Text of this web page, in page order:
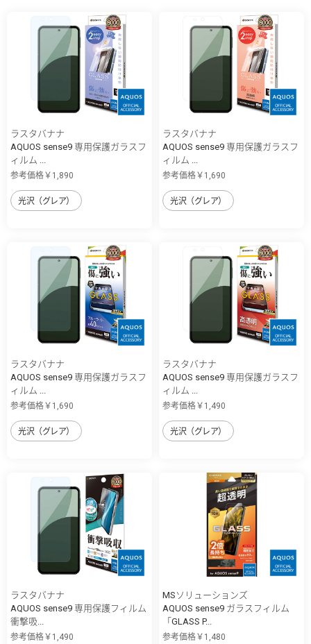
ラスタバナナ
AQUOS sense9 専用保護ガラスフ
ィルム ...
参考価格￥1,890
光沢（グレア）
ラスタバナナ
AQUOS sense9 専用保護ガラスフ
ィルム ...
参考価格￥1,690
光沢（グレア）
ラスタバナナ
AQUOS sense9 専用保護ガラスフ
ィルム ...
参考価格￥1,690
光沢（グレア）
ラスタバナナ
AQUOS sense9 専用保護ガラスフ
ィルム ...
参考価格￥1,490
光沢（グレア）
ラスタバナナ
AQUOS sense9 専用保護フィルム
衝撃吸...
参考価格￥1,490
MSソリューションズ
AQUOS sense9 ガラスフィルム
「GLASS P...
参考価格￥1,480